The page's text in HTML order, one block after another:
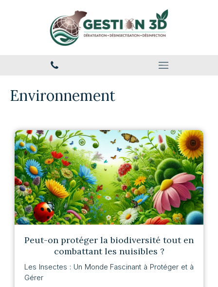
Environnement
Peut-on protéger la biodiversité tout en
combattant les nuisibles ?
Les Insectes : Un Monde Fascinant à Protéger et à
Gérer